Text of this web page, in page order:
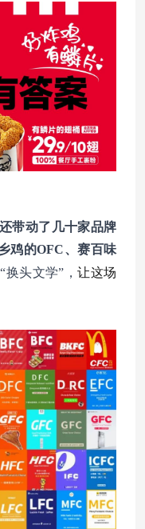
带动了几十家品牌
鸡的OFC、赛百味
换头文学”，让这场